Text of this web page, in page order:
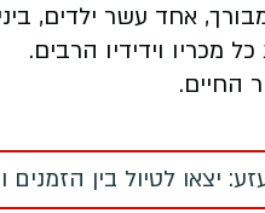
אחד עשר ילדים,
מכריו וידידיו הרבים.
החיים.
יצאו לטיול בין